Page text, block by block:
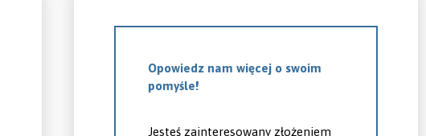
Opowiedz nam więcej o swoim
pomyśle!
Jesteś zainteresowany złożeniem